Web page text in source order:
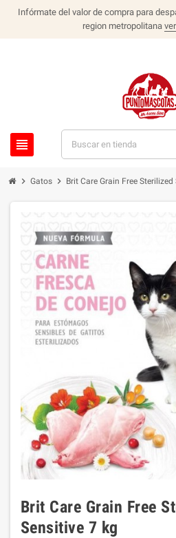
Infórmate del valor de compra para
region metropolitana
view_headline
chevron_right Gatos chevron_right Brit Care Grain Free
Brit Care Grain Free
Sensitive 7 kg